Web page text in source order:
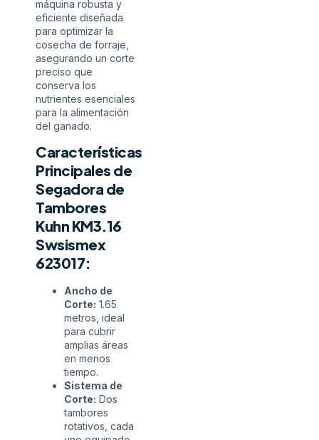
máquina robusta y
eficiente diseñada
para optimizar la
cosecha de forraje,
asegurando un corte
preciso que
conserva los
nutrientes esenciales
para la alimentación
del ganado.
Características
Principales de
Segadora de
Tambores
Kuhn KM3.16
Swsismex
623017:
Ancho de
Corte: 1.65
metros, ideal
para cubrir
amplias áreas
en menos
tiempo.
Sistema de
Corte: Dos
tambores
rotativos, cada